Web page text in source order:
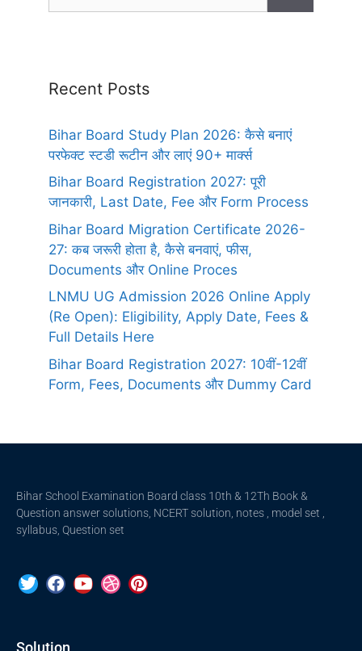
Recent Posts
Bihar Board Study Plan 2026: कैसे बनाएं
परफेक्ट स्टडी रूटीन और लाएं 90+ मार्क्स
Bihar Board Registration 2027: पूरी
जानकारी, Last Date, Fee और Form Process
Bihar Board Migration Certificate 2026-
27: कब जरूरी होता है, कैसे बनवाएं, फीस,
Documents और Online Proces
LNMU UG Admission 2026 Online Apply
(Re Open): Eligibility, Apply Date, Fees &
Full Details Here
Bihar Board Registration 2027: 10वीं-12वीं
Form, Fees, Documents और Dummy Card
Bihar School Examination Board class 10th & 12Th Book &
Question answer solutions, NCERT solution, notes , model set ,
syllabus, Question set
Solution